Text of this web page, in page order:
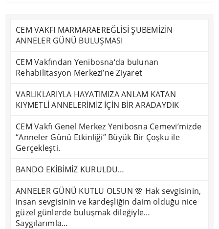
CEM VAKFI MARMARAEREĞLİSİ ŞUBEMİZİN
ANNELER GÜNÜ BULUŞMASI
CEM Vakfından Yenibosna‘da bulunan
Rehabilitasyon Merkezi’ne Ziyaret
VARLIKLARIYLA HAYATIMIZA ANLAM KATAN
KIYMETLİ ANNELERİMİZ İÇİN BİR ARADAYDIK
CEM Vakfı Genel Merkez Yenibosna Cemevi’mizde
“Anneler Günü Etkinliği” Büyük Bir Çoşku ile
Gerçekleşti.
BANDO EKİBİMİZ KURULDU…
ANNELER GÜNÜ KUTLU OLSUN 🌸 Hak sevgisinin,
insan sevgisinin ve kardeşliğin daim olduğu nice
güzel günlerde buluşmak dileğiyle…
Saygılarımla…